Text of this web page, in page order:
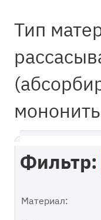
мононить
Фильтр:
Материал: